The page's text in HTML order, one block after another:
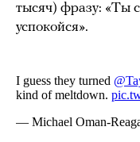
тысяч) фразу: «Ты
успокойся».